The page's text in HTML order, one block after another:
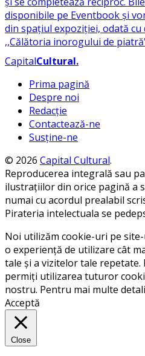
CapitalCultural.
Prima pagină
Despre noi
Redacție
Contactează-ne
Susține-ne
© 2026 Capital Cultural.
Reproducerea integrală sau
ilustrațiilor din orice pagină a
numai cu acordul prealabil
Pirateria intelectuala se
Noi utilizăm cookie-uri pe
o experiență de utilizare cât
tale și a vizitelor tale repetate.
permiți utilizarea tuturor
nostru. Pentru mai multe
Acceptă
Close